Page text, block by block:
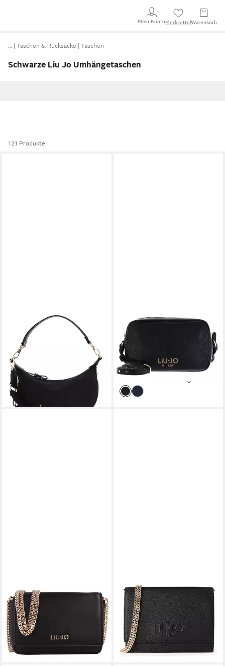
Mein KontoMerkzettel Warenkorb
… Taschen & Rucksäcke Taschen
Schwarze Liu Jo Umhängetaschen
121 Produkte
Schultertasche Hobo Bag
102,86 €
-26%
lieferbar - in 2-3 Werktagen bei dir
LIU JO
Umhängetasche ECS Camera
Case
ab 80,66 €
-26%
Umhängetasche Caliwen,
Polyurethan
67,15 € UVP
-15%
lieferbar - in 2-3 Werktagen bei dir
Clutch Caliwen, Polyurethan
ab 91,17 €
lieferbar - in 2-3 Werktagen bei dir